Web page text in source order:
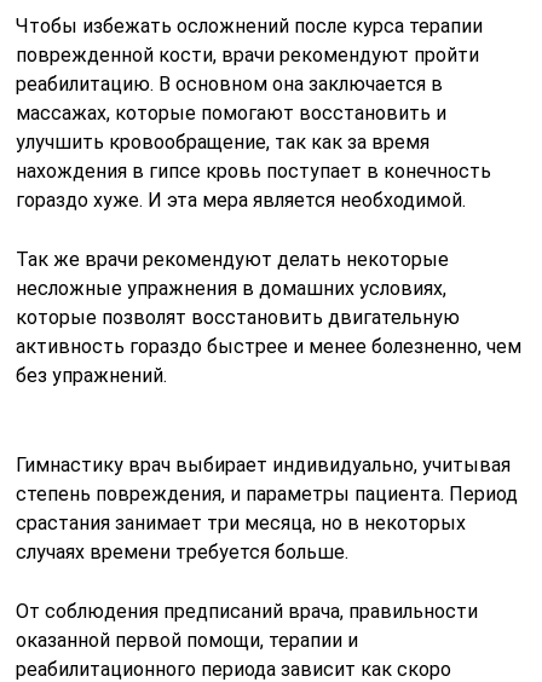
Чтобы избежать осложнений после курса терапии
поврежденной кости, врачи рекомендуют пройти
реабилитацию. В основном она заключается в
массажах, которые помогают восстановить и
улучшить кровообращение, так как за время
нахождения в гипсе кровь поступает в конечность
гораздо хуже. И эта мера является необходимой.
Так же врачи рекомендуют делать некоторые
несложные упражнения в домашних условиях,
которые позволят восстановить двигательную
активность гораздо быстрее и менее болезненно, чем
без упражнений.
Гимнастику врач выбирает индивидуально, учитывая
степень повреждения, и параметры пациента. Период
срастания занимает три месяца, но в некоторых
случаях времени требуется больше.
От соблюдения предписаний врача, правильности
оказанной первой помощи, терапии и
реабилитационного периода зависит как скоро